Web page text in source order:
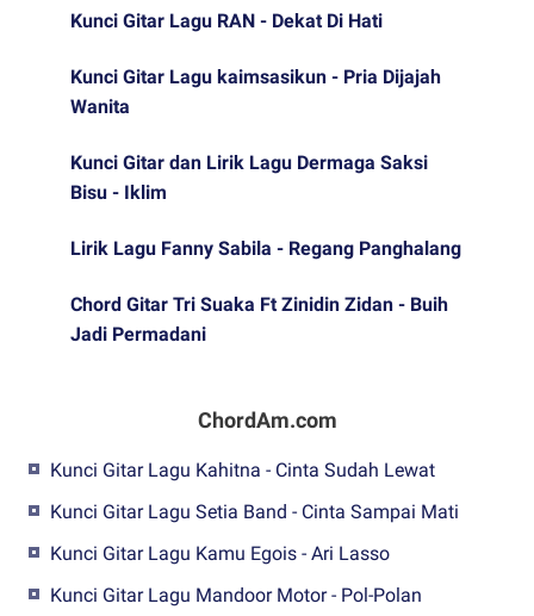
Kunci Gitar Lagu RAN - Dekat Di Hati
Kunci Gitar Lagu kaimsasikun - Pria Dijajah
Wanita
Kunci Gitar dan Lirik Lagu Dermaga Saksi
Bisu - Iklim
Lirik Lagu Fanny Sabila - Regang Panghalang
Chord Gitar Tri Suaka Ft Zinidin Zidan - Buih
Jadi Permadani
ChordAm.com
Kunci Gitar Lagu Kahitna - Cinta Sudah Lewat
Kunci Gitar Lagu Setia Band - Cinta Sampai Mati
Kunci Gitar Lagu Kamu Egois - Ari Lasso
Kunci Gitar Lagu Mandoor Motor - Pol-Polan